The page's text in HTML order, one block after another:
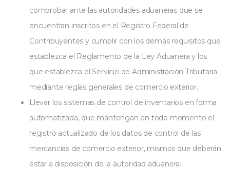
comprobar ante las autoridades aduaneras que se
encuentran inscritos en el Registro Federal de
Contribuyentes y cumplir con los demás requisitos que
establezca el Reglamento de la Ley Aduanera y los
que establezca el Servicio de Administración Tributaria
mediante reglas generales de comercio exterior.
Llevar los sistemas de control de inventarios en forma
automatizada, que mantengan en todo momento el
registro actualizado de los datos de control de las
mercancías de comercio exterior, mismos que deberán
estar a disposición de la autoridad aduanera.